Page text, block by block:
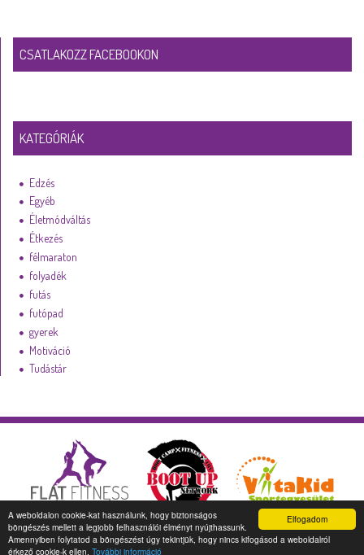
Elfogadom
A weboldalon cookie-kat használunk, hogy biztonságos
böngészés mellett a legjobb felhasználói élményt nyújthassunk.
Amennyiben folytatod a böngészést úgy tekintjük, hogy nincs kifogásod a weboldalról
érkező cookie-k ellen. További információ
CSATLAKOZZ FACEBOOKON
KATEGÓRIÁK
Edzés
Egyéb
Életmódváltás
Étkezés
félmaraton
folyadék
futás
futópad
gyerek
Motiváció
Tudástár
info@flatfitness.hu|Adatkezelés